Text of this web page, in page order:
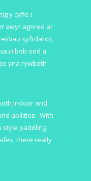
y cyfle i
awyr agored ar
syfrdanol,
i bob oed a
yna rywbeth
indoor and
abilities. With
style paddling,
there really